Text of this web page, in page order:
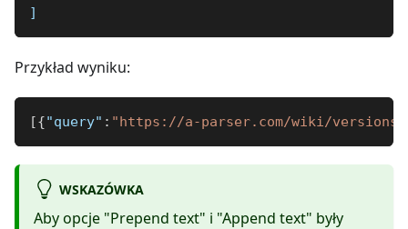
]
Przykład wyniku:
[{"query" : "https://a-parser.com/wiki/
WSKAZÓWKA
Aby opcje "Prepend text" i "Append text" były